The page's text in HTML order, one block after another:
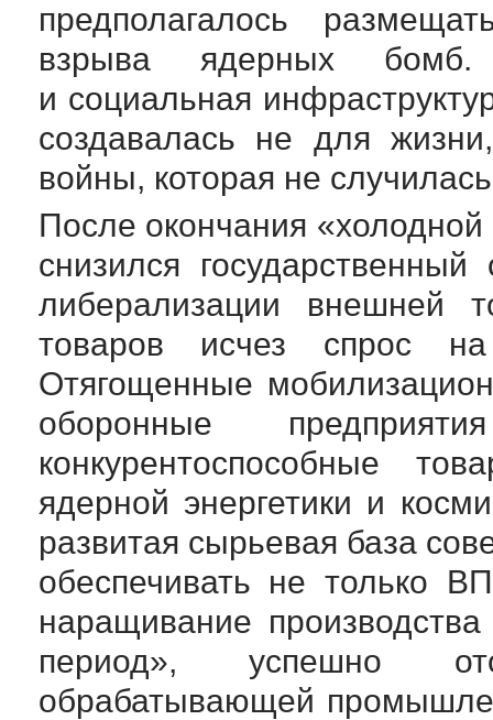
предполагалось
взрыва ядерных бомб.
и социальная
создавалась не для
войны, которая не
После окончания
снизился
либерализации внешней
товаров исчез спрос
Отягощенные
оборонные
конкурентоспособные
ядерной энергетики и
развитая сырьевая база
обеспечивать не только
наращивание
период», успешно
обрабатывающей